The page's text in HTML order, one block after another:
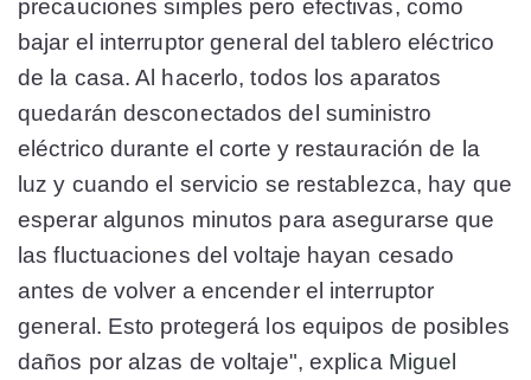
precauciones simples pero efectivas, como
bajar el interruptor general del tablero eléctrico
de la casa. Al hacerlo, todos los aparatos
quedarán desconectados del suministro
eléctrico durante el corte y restauración de la
luz y cuando el servicio se restablezca, hay que
esperar algunos minutos para asegurarse que
las fluctuaciones del voltaje hayan cesado
antes de volver a encender el interruptor
general. Esto protegerá los equipos de posibles
daños por alzas de voltaje", explica Miguel